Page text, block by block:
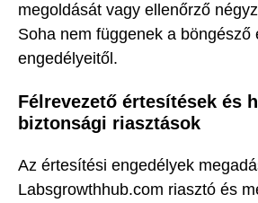
megoldását vagy ellenőrző
Soha nem függenek a böngésző
engedélyeitől.
Félrevezető értesítések és
biztonsági riasztások
Az értesítési engedélyek
Labsgrowthhub.com riasztó és